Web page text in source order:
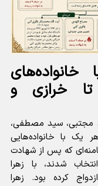
خرازی و
مجتبی، سید مصطفی،
با خانواده‌هایی
که پس از شهادت
شدند، با زهرا
کرده بود. زهرا